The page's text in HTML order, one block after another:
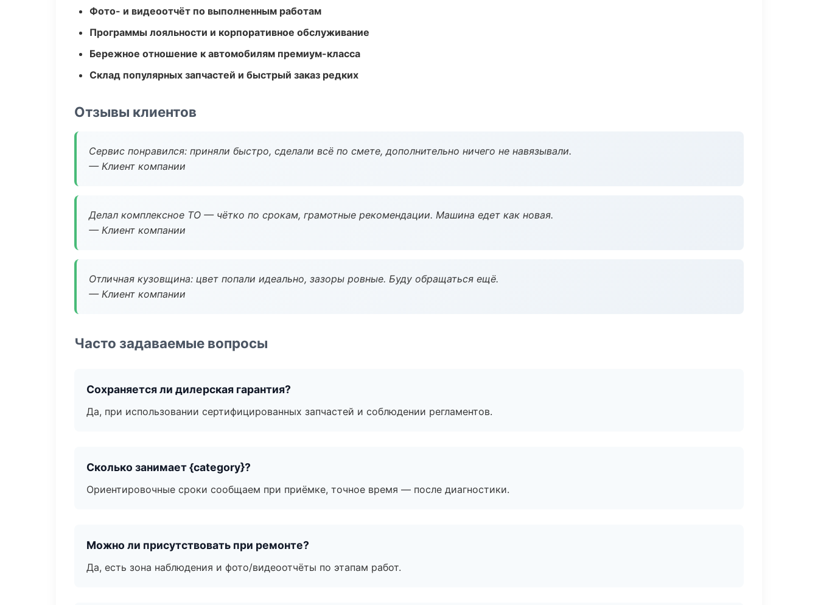
Фото- и видеоотчёт по выполненным работам
Программы лояльности и корпоративное обслуживание
Бережное отношение к автомобилям премиум-класса
Склад популярных запчастей и быстрый заказ редких
Отзывы клиентов
Сервис понравился: приняли быстро, сделали всё по смете, дополнительно ничего не навязывали.
— Клиент компании
Делал комплексное ТО — чётко по срокам, грамотные рекомендации. Машина едет как новая.
— Клиент компании
Отличная кузовщина: цвет попали идеально, зазоры ровные. Буду обращаться ещё.
— Клиент компании
Часто задаваемые вопросы
Сохраняется ли дилерская гарантия?
Да, при использовании сертифицированных запчастей и соблюдении регламентов.
Сколько занимает {category}?
Ориентировочные сроки сообщаем при приёмке, точное время — после диагностики.
Можно ли присутствовать при ремонте?
Да, есть зона наблюдения и фото/видеоотчёты по этапам работ.